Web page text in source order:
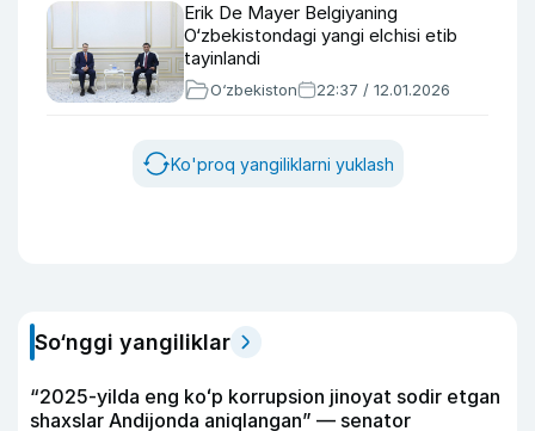
Erik De Mayer Belgiyaning
O‘zbekistondagi yangi elchisi etib
tayinlandi
O‘zbekiston 22:37 / 12.01.2026
Ko'proq yangiliklarni yuklash
So‘nggi yangiliklar
“2025-yilda eng koʻp korrupsion jinoyat sodir etgan
shaxslar Andijonda aniqlangan” — senator